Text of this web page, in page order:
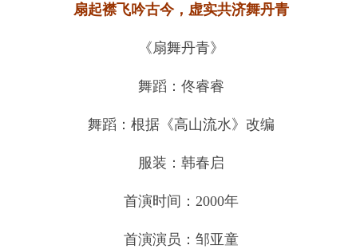
扇起襟飞吟古今，虚实共济舞丹青
《扇舞丹青》
舞蹈：佟睿睿
舞蹈：根据《高山流水》改编
服装：韩春启
首演时间：2000年
首演演员：邹亚童